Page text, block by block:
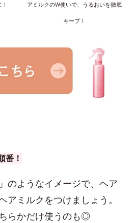
アミルクのW使いで、うるおいを徹底
キープ！
番！
のようなイメージで、ヘア
アミルクをつけましょう。
らかだけ使うのも◎